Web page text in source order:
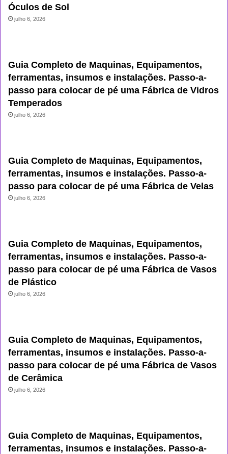
Óculos de Sol
julho 6, 2026
Guia Completo de Maquinas, Equipamentos,
ferramentas, insumos e instalações. Passo-a-
passo para colocar de pé uma Fábrica de Vidros
Temperados
julho 6, 2026
Guia Completo de Maquinas, Equipamentos,
ferramentas, insumos e instalações. Passo-a-
passo para colocar de pé uma Fábrica de Velas
julho 6, 2026
Guia Completo de Maquinas, Equipamentos,
ferramentas, insumos e instalações. Passo-a-
passo para colocar de pé uma Fábrica de Vasos
de Plástico
julho 6, 2026
Guia Completo de Maquinas, Equipamentos,
ferramentas, insumos e instalações. Passo-a-
passo para colocar de pé uma Fábrica de Vasos
de Cerâmica
julho 6, 2026
Guia Completo de Maquinas, Equipamentos,
ferramentas, insumos e instalações. Passo-a-